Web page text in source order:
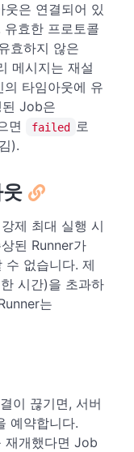
은 연결되어 있
효한 프로토콜
효하지 않은
메시지는 재설
타임아웃에 유
된 Job은
면 failed 로
).
제 최대 실행 시
된 Runner가
없습니다. 제
시간)을 초과하
는
이 끊기면, 서버
예약합니다.
재개했다면 Job